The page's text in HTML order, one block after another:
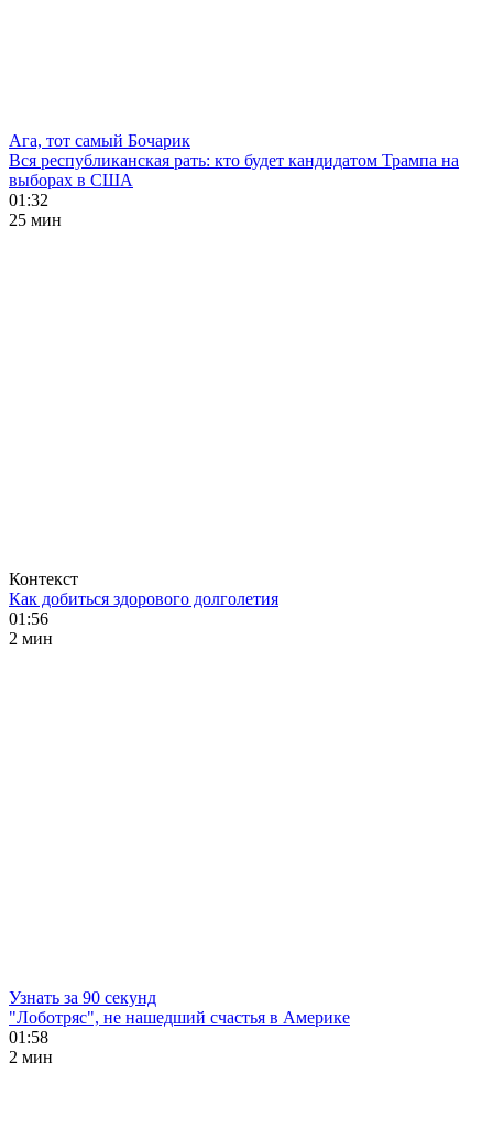
Ага, тот самый Бочарик
Вся республиканская рать: кто будет кандидатом Трампа на
выборах в США
01:32
25 мин
Контекст
Как добиться здорового долголетия
01:56
2 мин
Узнать за 90 секунд
"Лоботряс", не нашедший счастья в Америке
01:58
2 мин